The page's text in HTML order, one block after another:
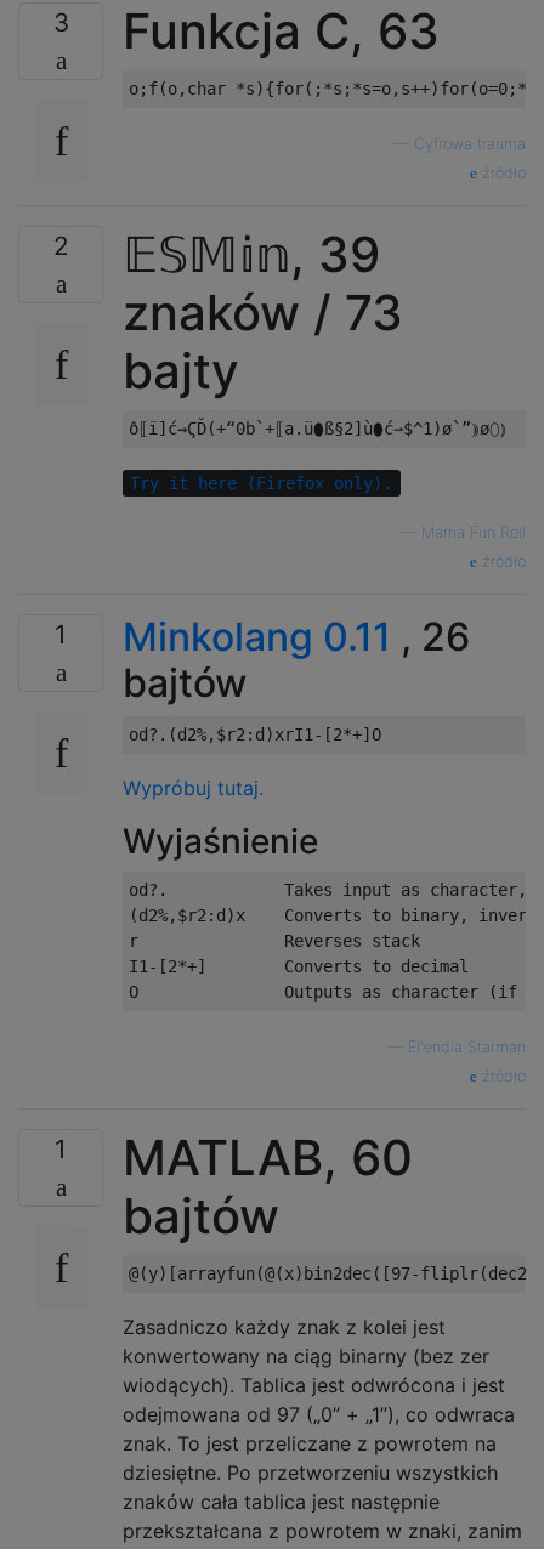
3 Funkcja C, 63
o; f(o, char *s){for(;*s ;*s=o, s++)for(o=0;*
Cyfrowa trauma
źródło
2
𝔼𝕊𝕄𝕚𝕟, 39
znaków / 73
bajty
Try it here (Firefox only).
Mama Fun Roll
źródło
1 Minkolang 0.11 , 26
bajtów
Wypróbuj tutaj.
Wyjaśnienie
od?.            Takes input as character,
(d2%,$r2:d)x    Converts to binary,
r               Reverses stack
I1-[2*+]        Converts to decimal
El'endia Starman
źródło
1
MATLAB, 60
bajtów
Zasadniczo każdy znak z kolei jest
konwertowany na ciąg binarny (bez zer
wiodących). Tablica jest odwrócona i jest
odejmowana od 97 („0” + „1”), co odwraca
znak. To jest przeliczane z powrotem na
dziesiętne. Po przetworzeniu wszystkich
znaków cała tablica jest następnie
przekształcana z powrotem w znaki, zanim